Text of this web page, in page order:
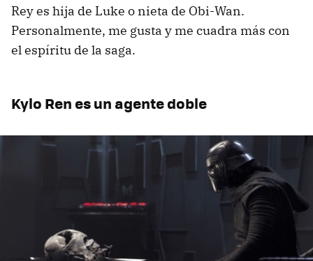
Rey es hija de Luke o nieta de Obi-Wan.
Personalmente, me gusta y me cuadra más con
el espíritu de la saga.
Kylo Ren es un agente doble